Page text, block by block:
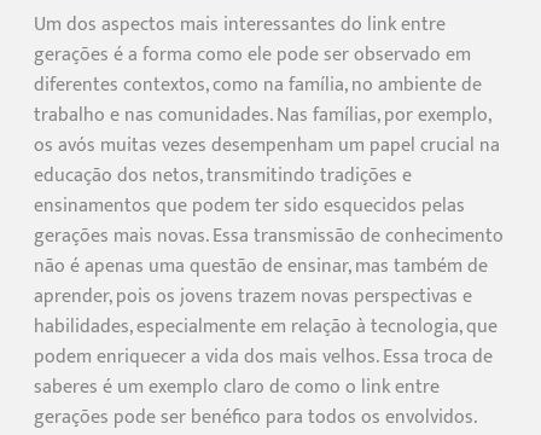
Um dos aspectos mais interessantes do link entre
gerações é a forma como ele pode ser observado em
diferentes contextos, como na família, no ambiente de
trabalho e nas comunidades. Nas famílias, por exemplo,
os avós muitas vezes desempenham um papel crucial na
educação dos netos, transmitindo tradições e
ensinamentos que podem ter sido esquecidos pelas
gerações mais novas. Essa transmissão de conhecimento
não é apenas uma questão de ensinar, mas também de
aprender, pois os jovens trazem novas perspectivas e
habilidades, especialmente em relação à tecnologia, que
podem enriquecer a vida dos mais velhos. Essa troca de
saberes é um exemplo claro de como o link entre
gerações pode ser benéfico para todos os envolvidos.